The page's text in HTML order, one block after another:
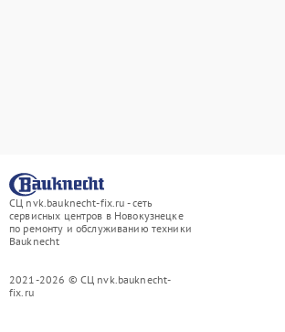
СЦ nvk.bauknecht-fix.ru - сеть
сервисных центров в Новокузнецке
по ремонту и обслуживанию техники
Bauknecht
2021-2026 © СЦ nvk.bauknecht-
fix.ru